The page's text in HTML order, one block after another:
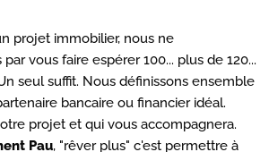
projet immobilier, nous ne
vous faire espérer 100... plus de 120...
seul suffit. Nous définissons ensemble
bancaire ou financier idéal.
projet et qui vous accompagnera.
Pau, "rêver plus" c'est permettre à